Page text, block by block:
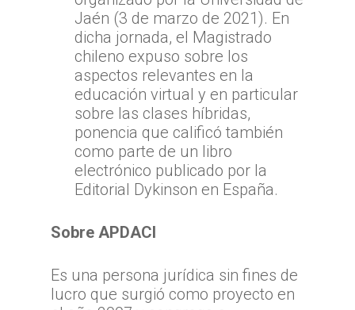
Jaén (3 de marzo de 2021). En
dicha jornada, el Magistrado
chileno expuso sobre los
aspectos relevantes en la
educación virtual y en particular
sobre las clases híbridas,
ponencia que calificó también
como parte de un libro
electrónico publicado por la
Editorial Dykinson en España.
Sobre APDACI
Es una persona jurídica sin fines de
lucro que surgió como proyecto en